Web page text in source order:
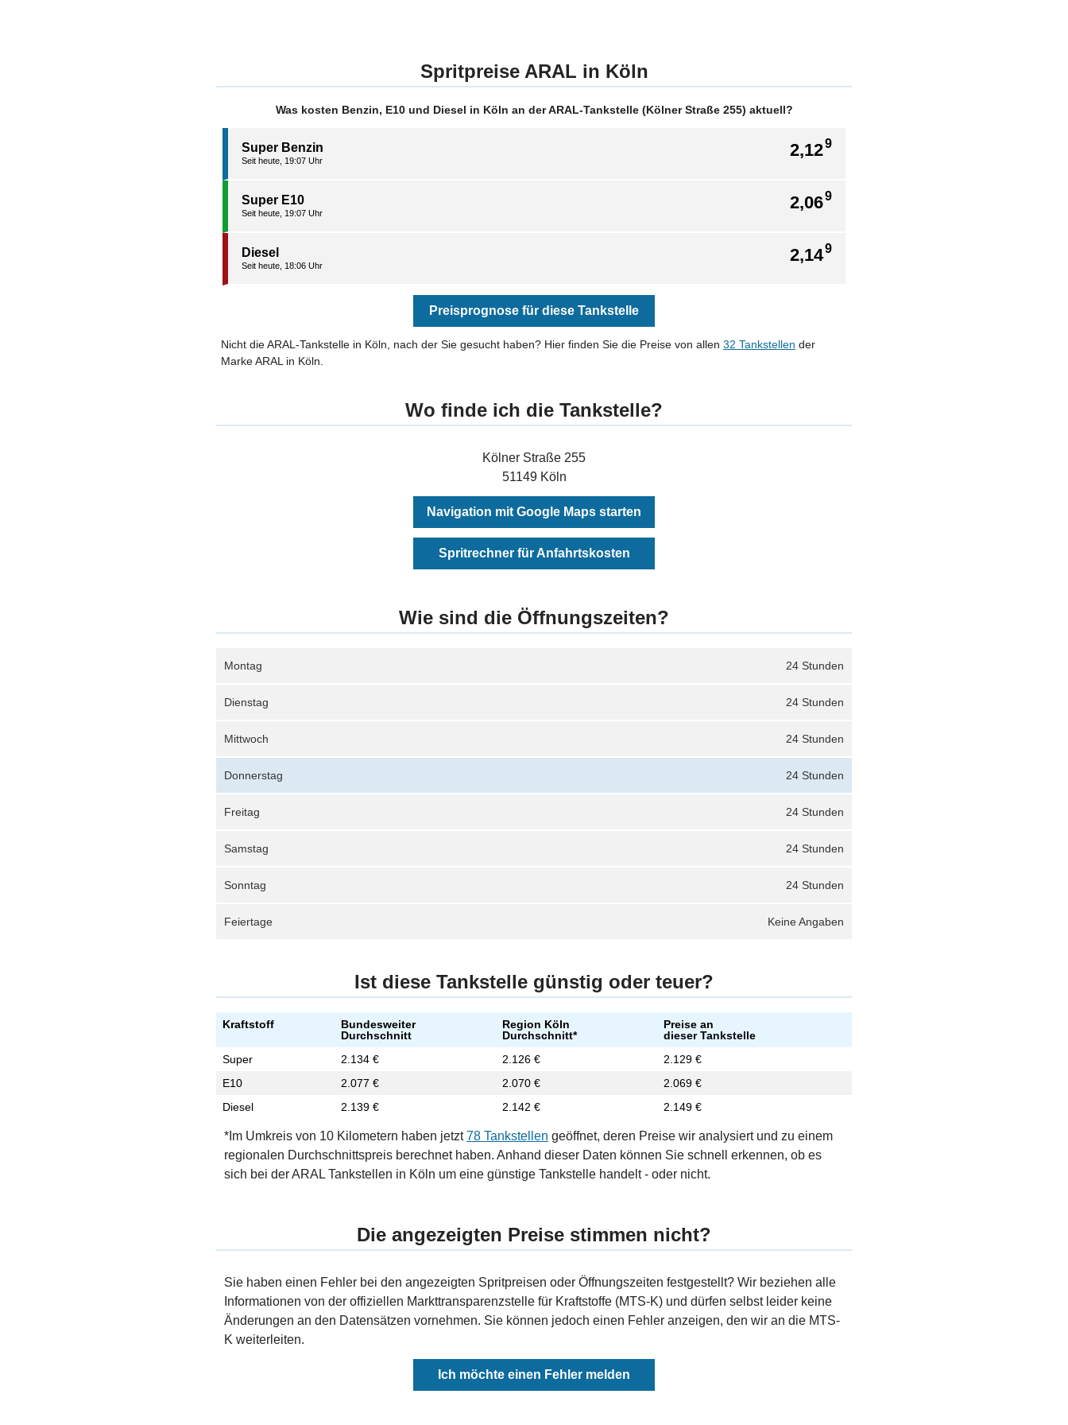
Spritpreise ARAL in Köln
Was kosten Benzin, E10 und Diesel in Köln an der ARAL-Tankstelle (Kölner Straße 255) aktuell?
2,129
Super Benzin
Seit heute, 19:07 Uhr
2,069
Super E10
Seit heute, 19:07 Uhr
2,149
Diesel
Seit heute, 18:06 Uhr
Preisprognose für diese Tankstelle
Nicht die ARAL-Tankstelle in Köln, nach der Sie gesucht haben? Hier finden Sie die Preise von allen 32 Tankstellen der
Marke ARAL in Köln.
Wo finde ich die Tankstelle?
Kölner Straße 255
51149 Köln
Navigation mit Google Maps starten
Spritrechner für Anfahrtskosten
Wie sind die Öffnungszeiten?
24 Stunden
Montag
24 Stunden
Dienstag
24 Stunden
Mittwoch
24 Stunden
Donnerstag
24 Stunden
Freitag
24 Stunden
Samstag
24 Stunden
Sonntag
Keine Angaben
Feiertage
Ist diese Tankstelle günstig oder teuer?
Kraftstoff
Bundesweiter
Durchschnitt
Region Köln
Durchschnitt*
Preise an
dieser Tankstelle
Super
2.134 € 2.126 €
2.129 €
E10
2.077 € 2.070 €
2.069 €
Diesel
2.139 € 2.142 € 2.149 €
*Im Umkreis von 10 Kilometern haben jetzt78 Tankstellen geöffnet, deren Preise wir analysiert und zu einem
regionalen Durchschnittspreis berechnet haben. Anhand dieser Daten können Sie schnell erkennen, ob es
sich bei der ARAL Tankstellen in Köln um eine günstige Tankstelle handelt - oder nicht.
Die angezeigten Preise stimmen nicht?
Sie haben einen Fehler bei den angezeigten Spritpreisen oder Öffnungszeiten festgestellt? Wir beziehen alle
Informationen von der offiziellen Markttransparenzstelle für Kraftstoffe (MTS-K) und dürfen selbst leider keine
Änderungen an den Datensätzen vornehmen. Sie können jedoch einen Fehler anzeigen, den wir an die MTS-
K weiterleiten.
Ich möchte einen Fehler melden